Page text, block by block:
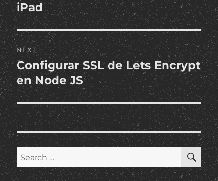
post:
iPad
NEXT
Next
post:
Configurar SSL de Lets Encrypt
en Node JS
Search
for: